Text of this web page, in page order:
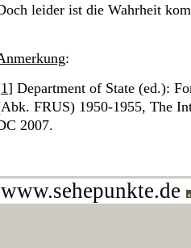
leider ist die Wahrheit
:
1] Department of State (ed.):
FRUS) 1950-1955, The
2007.